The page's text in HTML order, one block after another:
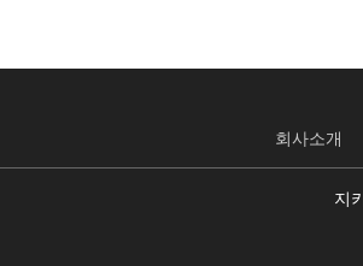
회사소개
지